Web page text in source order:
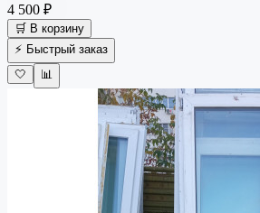
4 500 ₽
🛒 В корзину
⚡ Быстрый заказ
🤍
📊